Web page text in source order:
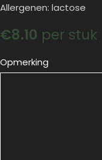
Allergenen: lactose
€8.10 per stuk
Opmerking